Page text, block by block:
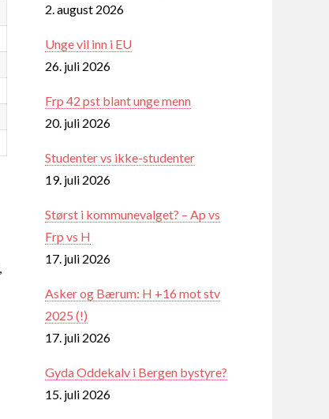
2. august 2026
Unge vil inn i EU
26. juli 2026
Frp 42 pst blant unge menn
20. juli 2026
Studenter vs ikke-studenter
19. juli 2026
Størst i kommunevalget? – Ap vs
Frp vs H
17. juli 2026
Asker og Bærum: H +16 mot stv
2025 (!)
17. juli 2026
Gyda Oddekalv i Bergen bystyre?
15. juli 2026